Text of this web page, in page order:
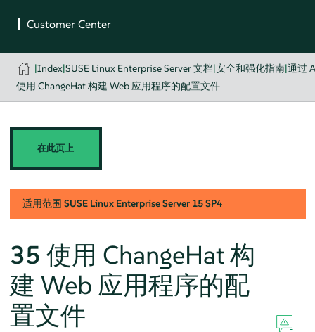
|Index|SUSE Linux Enterprise Server 文档|安全和强化指南|通过
使用 ChangeHat 构建 Web 应用程序的配置文件
在此页上
适用范围 SUSE Linux Enterprise Server 15 SP4
35 使用 ChangeHat 构
建 Web 应用程序的配
置文件